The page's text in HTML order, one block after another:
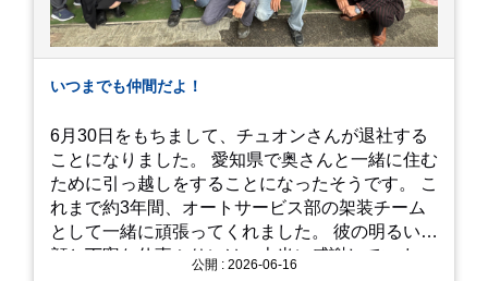
は、とても幻想的で素敵な写真になりますよ。 梅
雨の季節特有の「しっとりと濡れたアジサイ」も
素敵ですし、晴れた日の「キラキラした光を浴び
たアジサイ」も最高です。ぜひカメラを持って出
やすい靴で: 山の斜面を利用した農園ですので、
歩き慣れた靴で行くのが安心です。 雨対策: 雨上
がりは足元が少し滑りやすくなることがありま
す。タオルや雨具を用意しておくと安心ですね。
開花時期のチェック: その年の気候によって見頃
が少し前後します。出かける前に必ず公式情報や
SNSで見頃を確認しましょう！ おわりに 梅雨の
いつまでも仲間だよ！
6月30日をもちまして、チュオンさんが退社する
ことになりました。 愛知県で奥さんと一緒に住む
ために引っ越しをすることになったそうです。 こ
れまで約3年間、オートサービス部の架装チーム
として一緒に頑張ってくれました。 彼の明るい笑
顔と丁寧な仕事ぶりには、本当に感謝していま
公開 : 2026-06-16